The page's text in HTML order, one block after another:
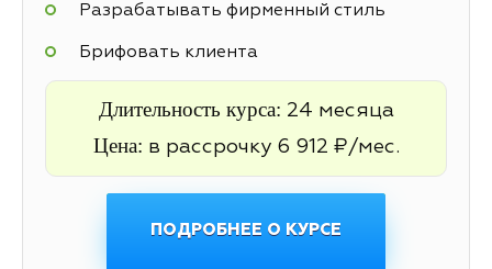
Разрабатывать фирменный стиль
Брифовать клиента
Длительность курса: 24 месяца
Цена: в рассрочку 6 912 ₽/мес.
ПОДРОБНЕЕ О КУРСЕ